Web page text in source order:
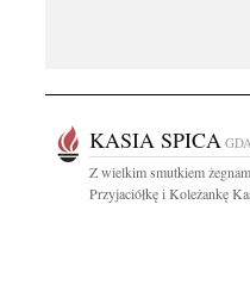
KASIA SPICA
Z wielkim smutkiem
Przyjaciółkę i Koleżankę